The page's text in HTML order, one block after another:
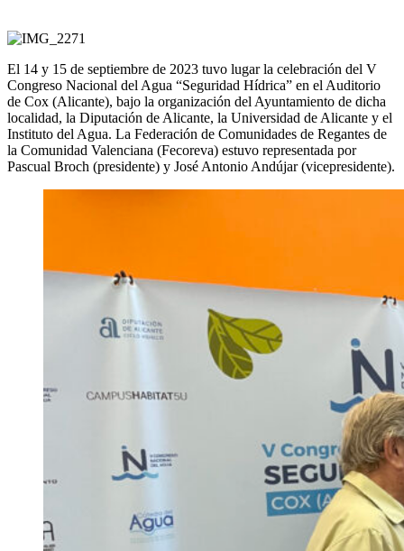
El 14 y 15 de septiembre de 2023 tuvo lugar la celebración del V
Congreso Nacional del Agua “Seguridad Hídrica” en el Auditorio
de Cox (Alicante), bajo la organización del Ayuntamiento de dicha
localidad, la Diputación de Alicante, la Universidad de Alicante y el
Instituto del Agua. La Federación de Comunidades de Regantes de
la Comunidad Valenciana (Fecoreva) estuvo representada por
Pascual Broch (presidente) y José Antonio Andújar (vicepresidente).